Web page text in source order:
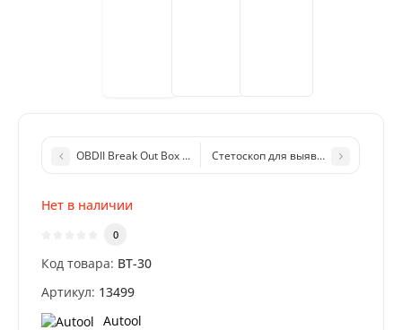
OBDII Break Out Box – тестер диагностического разъема
Стетоскоп для выявления
Нет в наличии
0
Код товара: BT-30
Артикул: 13499
Autool